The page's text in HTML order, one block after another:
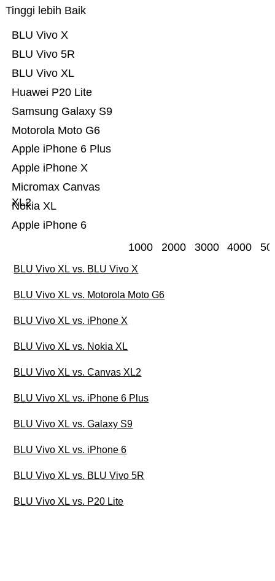
Tinggi lebih Baik
Apple iPhone 6
Nokia XL
Micromax Canvas
XL2
Apple iPhone X
Apple iPhone 6 Plus
Motorola Moto G6
Samsung Galaxy S9
Huawei P20 Lite
BLU Vivo XL
BLU Vivo 5R
BLU Vivo X
1000 2000 3000 4000
BLU Vivo XL vs. BLU Vivo X
BLU Vivo XL vs. Motorola Moto G6
BLU Vivo XL vs. iPhone X
BLU Vivo XL vs. Nokia XL
BLU Vivo XL vs. Canvas XL2
BLU Vivo XL vs. iPhone 6 Plus
BLU Vivo XL vs. Galaxy S9
BLU Vivo XL vs. iPhone 6
BLU Vivo XL vs. BLU Vivo 5R
BLU Vivo XL vs. P20 Lite